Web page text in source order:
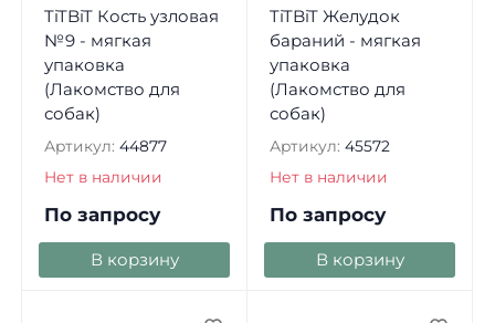
TiTBiT Кость узловая
№9 - мягкая
упаковка
(Лакомство для
собак)
Артикул: 44877
Нет в наличии
По запросу
В корзину
TiTBiT Желудок
бараний - мягкая
упаковка
(Лакомство для
собак)
Артикул: 45572
Нет в наличии
По запросу
В корзину